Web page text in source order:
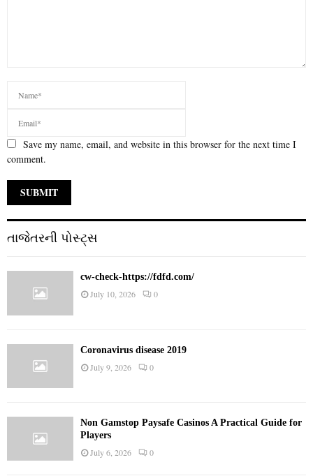
Save my name, email, and website in this browser for the next time I
comment.
તાજેતરની પોસ્ટ્સ
cw-check-https://fdfd.com/
July 10, 2026 0
Coronavirus disease 2019
July 9, 2026 0
Non Gamstop Paysafe Casinos A Practical Guide for
Players
July 6, 2026 0